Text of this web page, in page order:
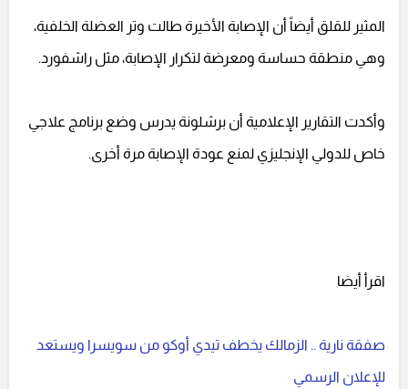
المثير للقلق أيضاً أن الإصابة الأخيرة طالت وتر العضلة الخلفية،
وهي منطقة حساسة ومعرضة لتكرار الإصابة، مثل راشفورد.
وأكدت التقارير الإعلامية أن برشلونة يدرس وضع برنامج علاجي
خاص للدولي الإنجليزي لمنع عودة الإصابة مرة أخرى.
اقرأ أيضا
صفقة نارية .. الزمالك يخطف تيدي أوكو من سويسرا ويستعد
للإعلان الرسمي